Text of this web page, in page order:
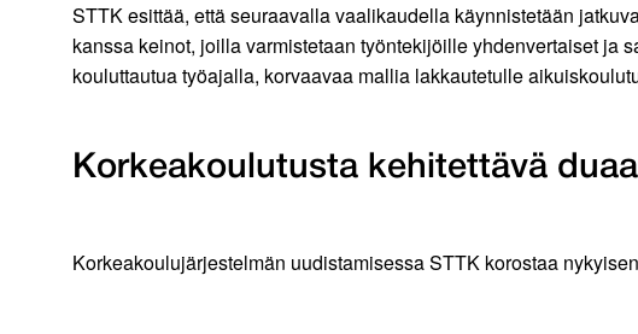
STTK esittää, että seuraavalla vaalikaudella käynnistetään
kanssa keinot, joilla varmistetaan työntekijöille yhdenvertaiset ja
kouluttautua työajalla, korvaavaa mallia lakkautetulle
Korkeakoulutusta kehitettävä
Korkeakoulujärjestelmän uudistamisessa STTK korostaa